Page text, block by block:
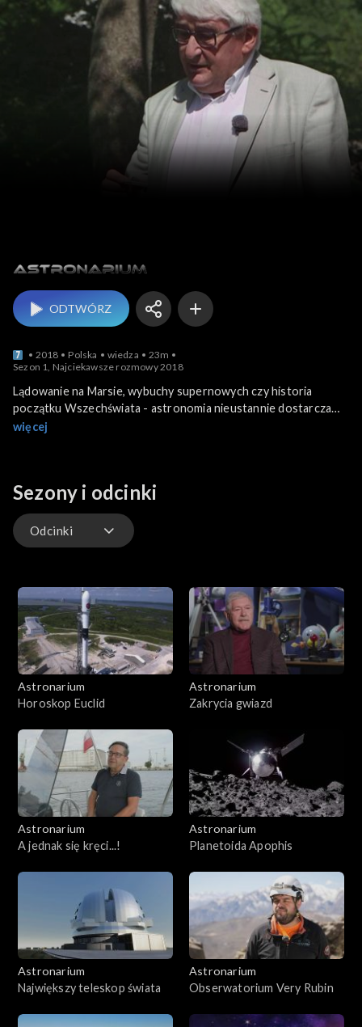
Astronarium
ODTWÓRZ
2018 Polska wiedza
23m
Sezon 1, Najciekawsze rozmowy 2018
Lądowanie na Marsie, wybuchy supernowych czy historia
początku Wszechświata - astronomia nieustannie dostarcza
fascynujących tematów do rozmowy. My każdego roku
więcej
Sezony i odcinki
Odcinki
Astronarium
Horoskop Euclid
Astronarium
Zakrycia gwiazd
Astronarium
A jednak się kręci...!
Astronarium
Planetoida Apophis
Astronarium
Największy teleskop świata
Astronarium
Obserwatorium Very Rubin